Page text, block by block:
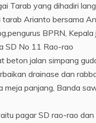
Tarab yang dihadiri
tarab Arianto bersama
BPRN,
SD No 11 Rao-rao
jalan simpang
drainase dan
panjang, Banda
pagar SD rao-rao dan